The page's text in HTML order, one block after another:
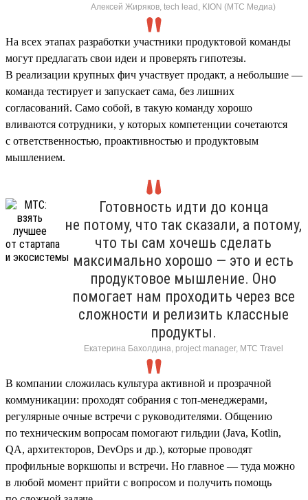
Алексей Жиряков, tech lead, KION (МТС Медиа)
На всех этапах разработки участники продуктовой команды
могут предлагать свои идеи и проверять гипотезы.
В реализации крупных фич участвует продакт, а небольшие —
команда тестирует и запускает сама, без лишних
согласований. Само собой, в такую команду хорошо
вливаются сотрудники, у которых компетенции сочетаются
с ответственностью, проактивностью и продуктовым
мышлением.
Готовность идти до конца
не потому, что так сказали, а потому,
что ты сам хочешь сделать
максимально хорошо — это и есть
продуктовое мышление. Оно
помогает нам проходить через все
сложности и релизить классные
продукты.
Екатерина Бахолдина, project manager, МТС Travel
В компании сложилась культура активной и прозрачной
коммуникации: проходят собрания с топ-менеджерами,
регулярные очные встречи с руководителями. Общению
по техническим вопросам помогают гильдии (Java, Kotlin,
QA, архитекторов, DevOps и др.), которые проводят
профильные воркшопы и встречи. Но главное — туда можно
в любой момент прийти с вопросом и получить помощь